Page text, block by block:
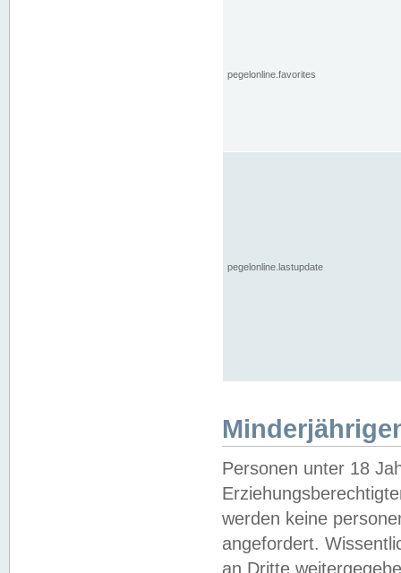
pegelonline.favorites
pegelonline.lastupdate
Personen unter 18
werden keine
angefordert.
an Dritte